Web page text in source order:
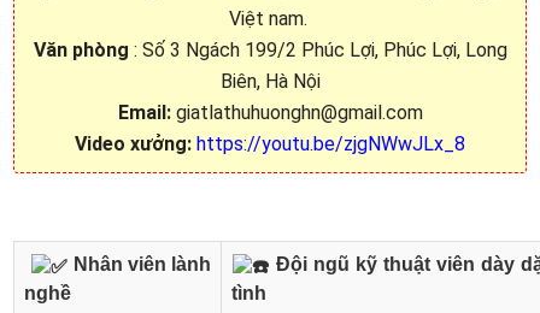
Việt nam.
Văn phòng : Số 3 Ngách 199/2 Phúc Lợi, Phúc Lợi, Long
Biên, Hà Nội
Email:giatlathuhuonghn@gmail.com
Video xưởng: https://youtu.be/zjgNWwJLx_8
Nhân viên lành
nghề
Đội ngũ kỹ thuật viên dày
tình